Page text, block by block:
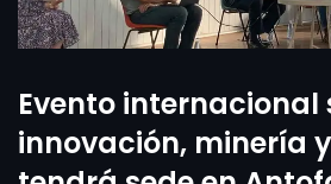
Evento internacional
innovación, minería